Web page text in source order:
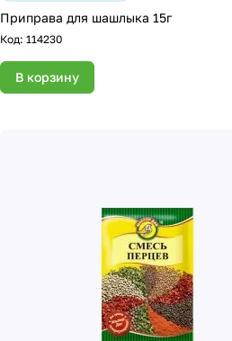
Приправа для шашлыка 15г
Код: 114230
В корзину